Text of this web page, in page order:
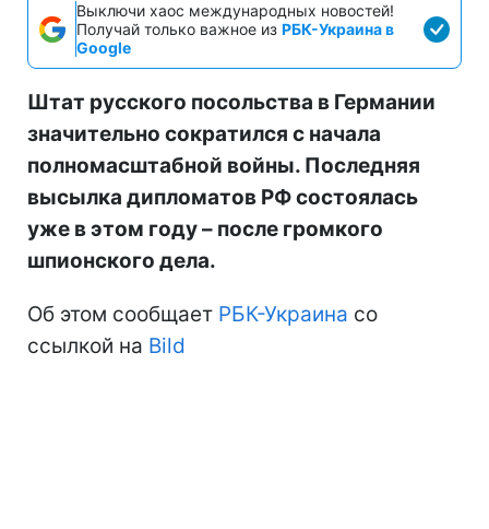
Выключи хаос международных новостей!
Получай только важное из РБК-Украина в
Google
Штат русского посольства в Германии
значительно сократился с начала
полномасштабной войны. Последняя
высылка дипломатов РФ состоялась
уже в этом году – после громкого
шпионского дела.
Об этом сообщает РБК-Украина со
ссылкой на Bild